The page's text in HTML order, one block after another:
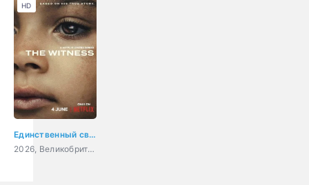
Единственный свидетель
2026, Великобритания, США, драма, криминал
HD